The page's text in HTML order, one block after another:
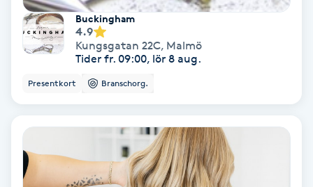
Paraffinbehandling
Pedikyr
Pensionärklippning
Permanent
Buckingham
4.9
Kungsgatan 22C, Malmö
Tider fr. 09:00, lör 8 aug.
Presentkort Branschorg.